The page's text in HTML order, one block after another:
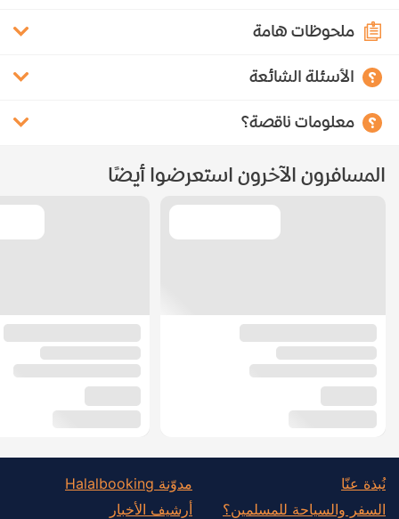
ملحوظات هامة
الأسئلة الشائعة
معلومات ناقصة؟
المسافرون الآخرون استعرضوا أيضًا
نُبذة عنّا
السفر والسياحة للمسلمين؟
مدوّنة Halalbooking
أرشيف الأخبار